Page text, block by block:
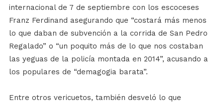
internacional de 7 de septiembre con los escoceses
Franz Ferdinand asegurando que “costará más menos
lo que daban de subvención a la corrida de San Pedro
Regalado” o “un poquito más de lo que nos costaban
las yeguas de la policía montada en 2014”, acusando a
los populares de “demagogia barata”.
Entre otros vericuetos, también desveló lo que